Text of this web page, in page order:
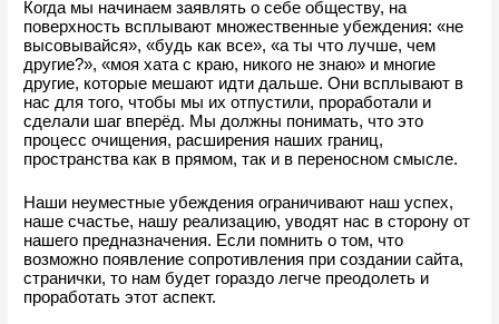
Когда мы начинаем заявлять о себе обществу, на
поверхность всплывают множественные убеждения: «не
высовывайся», «будь как все», «а ты что лучше, чем
другие?», «моя хата с краю, никого не знаю» и многие
другие, которые мешают идти дальше. Они всплывают в
нас для того, чтобы мы их отпустили, проработали и
сделали шаг вперёд. Мы должны понимать, что это
процесс очищения, расширения наших границ,
пространства как в прямом, так и в переносном смысле.
Наши неуместные убеждения ограничивают наш успех,
наше счастье, нашу реализацию, уводят нас в сторону от
нашего предназначения. Если помнить о том, что
возможно появление сопротивления при создании сайта,
странички, то нам будет гораздо легче преодолеть и
проработать этот аспект.